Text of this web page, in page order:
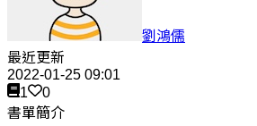
劉鴻儒
最近更新
2022-01-25 09:01
1
0
書單簡介